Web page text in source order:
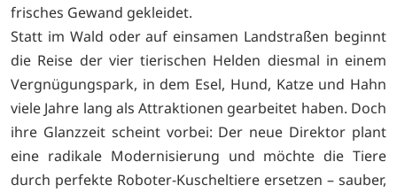
frisches Gewand gekleidet.
Statt im Wald oder auf einsamen Landstraßen beginnt
die Reise der vier tierischen Helden diesmal in einem
Vergnügungspark, in dem Esel, Hund, Katze und Hahn
viele Jahre lang als Attraktionen gearbeitet haben. Doch
ihre Glanzzeit scheint vorbei: Der neue Direktor plant
eine radikale Modernisierung und möchte die Tiere
durch perfekte Roboter-Kuscheltiere ersetzen – sauber,